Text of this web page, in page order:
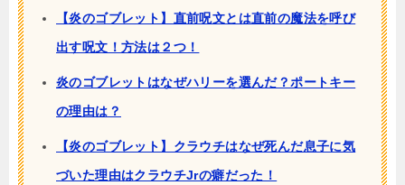
【炎のゴブレット】直前呪文とは直前の魔法を呼び
出す呪文！方法は２つ！
炎のゴブレットはなぜハリーを選んだ？ポートキー
の理由は？
【炎のゴブレット】クラウチはなぜ死んだ息子に気
づいた理由はクラウチJrの癖だった！